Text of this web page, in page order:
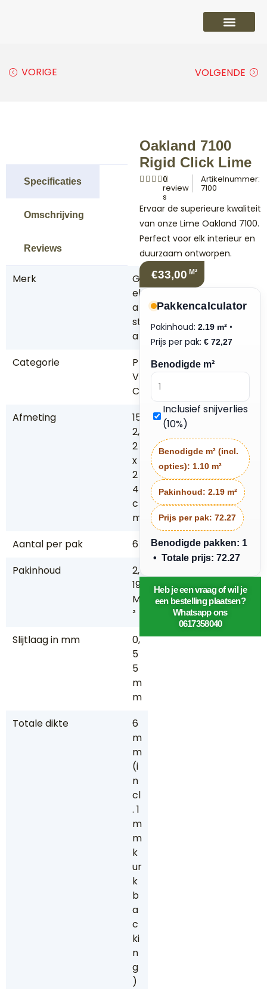
VORIGE VOLGENDE
Specificaties
Omschrijving
Reviews
Merk
G
el
a
st
a
Categorie
P
V
C
Afmeting
15
2,
2
x
2
4
c
m
Aantal per pak
6
Pakinhoud
2,
19
M
²
Slijtlaag in mm
0,
5
5
m
m
Totale dikte
6
m
m
(i
n
cl
. 1
m
m
k
ur
k
b
a
c
ki
n
g
)
Oakland 7100
Rigid Click Lime
0
review
s
Artikelnummer:
7100
Ervaar de superieure kwaliteit
van onze Lime Oakland 7100.
Perfect voor elk interieur en
duurzaam ontworpen.
€33,00 M²
Pakkencalculator
Pakinhoud: 2.19 m² •
Prijs per pak: € 72,27
Benodigde m²
Inclusief snijverlies
(10%)
Benodigde m² (incl.
opties): 1.10 m²
Pakinhoud: 2.19 m²
Prijs per pak: 72.27
Benodigde pakken: 1
• Totale prijs: 72.27
Heb je een vraag of wil je
een bestelling plaatsen?
Whatsapp ons
0617358040